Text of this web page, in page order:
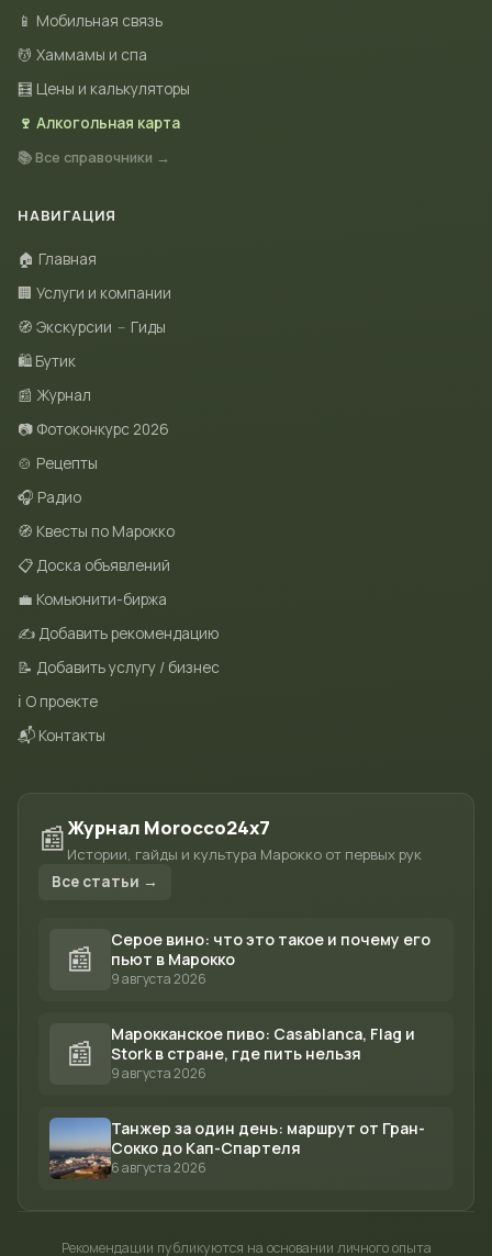
📱 Мобильная связь
💆 Хаммамы и спа
🧮 Цены и калькуляторы
🍷 Алкогольная карта
📚 Все справочники →
НАВИГАЦИЯ
🏠 Главная
🏢 Услуги и компании
🧭 Экскурсии – Гиды
🛍 Бутик
📰 Журнал
📷 Фотоконкурс 2026
🍲 Рецепты
🎧 Радио
🧭 Квесты по Марокко
📋 Доска объявлений
💼 Комьюнити-биржа
✍️ Добавить рекомендацию
📝 Добавить услугу / бизнес
ℹ️ О проекте
📬 Контакты
📰Журнал Morocco24x7
Истории, гайды и культура Марокко от первых рук
Все статьи →
📰
Серое вино: что это такое и почему его
пьют в Марокко
9 августа 2026
📰
Марокканское пиво: Casablanca, Flag и
Stork в стране, где пить нельзя
9 августа 2026
Танжер за один день: маршрут от Гран-
Сокко до Кап-Спартеля
6 августа 2026
Рекомендации публикуются на основании личного опыта